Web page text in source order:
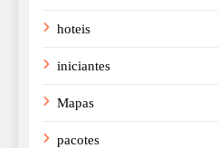
hoteis
iniciantes
Mapas
pacotes